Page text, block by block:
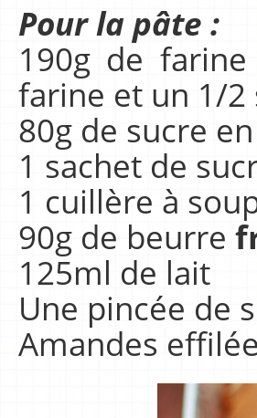
Pour la pâte :
190g de
farine et un 1/2
80g de sucre
1 sachet de
1 cuillère à
90g de beurre
125ml de lait
Une pincée de
Amandes